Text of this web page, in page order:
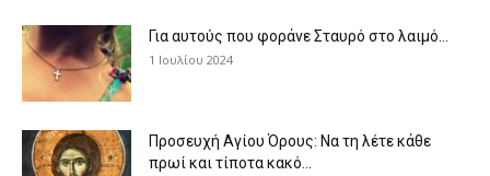
Για αυτούς που φοράνε Σταυρό στο λαιμό…
1 Ιουλίου 2024
Προσευχή Αγίου Όρους: Να τη λέτε κάθε
πρωί και τίποτα κακό...